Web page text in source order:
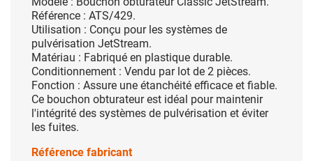
Référence : ATS/429.
Utilisation : Conçu pour les systèmes de
pulvérisation JetStream.
Matériau : Fabriqué en plastique durable.
Conditionnement : Vendu par lot de 2 pièces.
Fonction : Assure une étanchéité efficace et fiable.
Ce bouchon obturateur est idéal pour maintenir
l'intégrité des systèmes de pulvérisation et éviter
les fuites.
Référence fabricant